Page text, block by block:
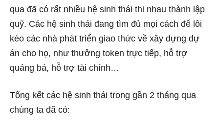
qua đã có rất nhiều hệ sinh thái thi nhau thành lập
quỹ. Các hệ sinh thái đang tìm đủ mọi cách để lôi
kéo các nhà phát triển giao thức về xây dựng dự
án cho họ, như thưởng token trực tiếp, hỗ trợ
quảng bá, hỗ trợ tài chính…
Tổng kết các hệ sinh thái trong gần 2 tháng qua
chúng ta đã có: